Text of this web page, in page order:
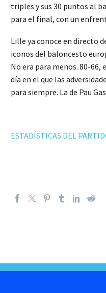
triples y sus 30 puntos al
para el final, con un
Lille ya conoce en directo
iconos del baloncesto
No era para menos. 80-66,
día en el que las
para siempre. La de Pau
ESTADÍSTICAS DEL